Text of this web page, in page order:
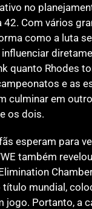
no
42. Com vários
como a luta
quanto Rhodes
e as
culminar em
os dois.
esperam para
também
título mundial,
jogo. Portanto, a